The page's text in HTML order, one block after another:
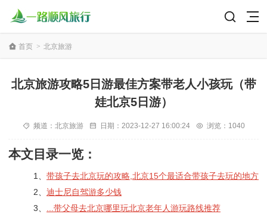
首页 > 北京旅游
北京旅游攻略5日游最佳方案带老人小孩玩（带
娃北京5日游）
频道： 北京旅游 日期： 2023-12-27 16:00:24 浏览：1040
本文目录一览：
1、 带孩子去北京玩的攻略,北京15个最适合带孩子去玩的地方
2、 迪士尼自驾游多少钱
3、
...带父母去北京哪里玩北京老年人游玩路线推荐